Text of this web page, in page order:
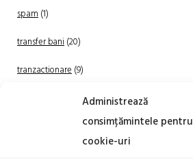
Administrează
consimțămintele pentru
cookie-uri
spam(1)
transfer bani(20)
tranzactionare(9)
(20)